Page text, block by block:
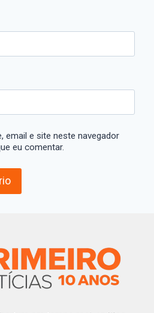
email e site neste navegador
eu comentar.